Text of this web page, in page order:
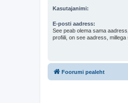
Kasutajanimi:
E-posti aadress:
See peab olema sama
profiili, on see aadress,
Foorumi pealeht